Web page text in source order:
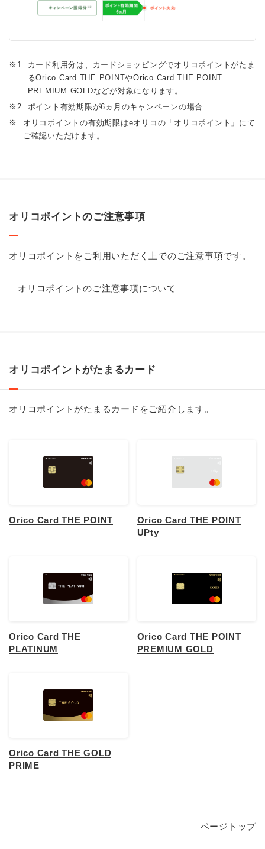
※1
カード利用分は、カードショッピングでオリコポイントがたま
るOrico Card THE POINTやOrico Card THE POINT
PREMIUM GOLDなどが対象になります。
※2
ポイント有効期限が6ヵ月のキャンペーンの場合
※
オリコポイントの有効期限はeオリコの「オリコポイント」にて
ご確認いただけます。
オリコポイントのご注意事項
オリコポイントをご利用いただく上でのご注意事項です。
オリコポイントのご注意事項について
オリコポイントがたまるカード
オリコポイントがたまるカードをご紹介します。
Orico Card THE POINT
Orico Card THE POINT
UPty
Orico Card THE
PLATINUM
Orico Card THE POINT
PREMIUM GOLD
Orico Card THE GOLD
PRIME
ページトップ